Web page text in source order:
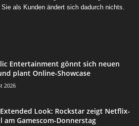
als Kunden ändert sich dadurch nichts.
Entertainment gönnt sich neuen
plant Online-Showcase
2026
Extended Look: Rockstar zeigt Netflix-
am Gamescom-Donnerstag